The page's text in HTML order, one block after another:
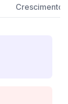
Crescimento